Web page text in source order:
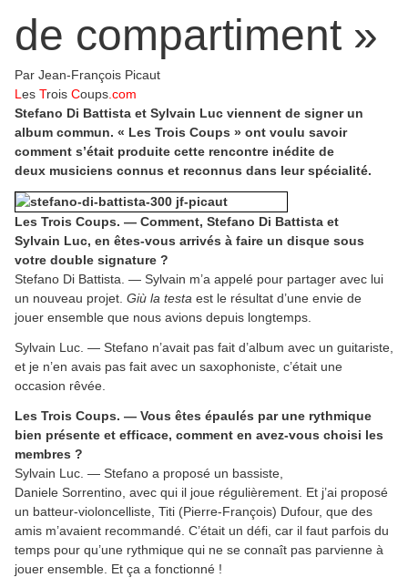
de compartiment »
Par Jean-François Picaut
L es Trois Coups .com
Stefano Di Battista et Sylvain Luc viennent de signer un
album commun. « Les Trois Coups » ont voulu savoir
comment s’était produite cette rencontre inédite de
deux musiciens connus et reconnus dans leur spécialité.
Les Trois Coups. — Comment, Stefano Di Battista et
Sylvain Luc, en êtes-vous arrivés à faire un disque sous
votre double signature ?
Stefano Di Battista. — Sylvain m’a appelé pour partager avec lui
un nouveau projet. Giù la testa est le résultat d’une envie de
jouer ensemble que nous avions depuis longtemps.
Sylvain Luc. — Stefano n’avait pas fait d’album avec un guitariste,
et je n’en avais pas fait avec un saxophoniste, c’était une
occasion rêvée.
Les Trois Coups. — Vous êtes épaulés par une rythmique
bien présente et efficace, comment en avez-vous choisi les
membres ?
Sylvain Luc. — Stefano a proposé un bassiste,
Daniele Sorrentino, avec qui il joue régulièrement. Et j’ai proposé
un batteur-violoncelliste, Titi (Pierre-François) Dufour, que des
amis m’avaient recommandé. C’était un défi, car il faut parfois du
temps pour qu’une rythmique qui ne se connaît pas parvienne à
jouer ensemble. Et ça a fonctionné !